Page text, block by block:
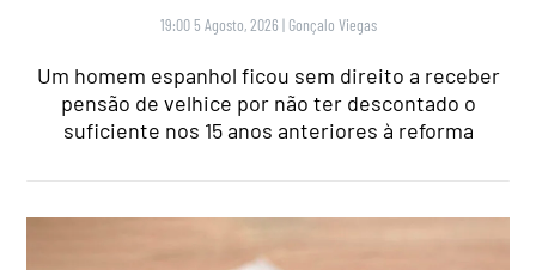
19:00 5 Agosto, 2026 | Gonçalo Viegas
Um homem espanhol ficou sem direito a receber
pensão de velhice por não ter descontado o
suficiente nos 15 anos anteriores à reforma